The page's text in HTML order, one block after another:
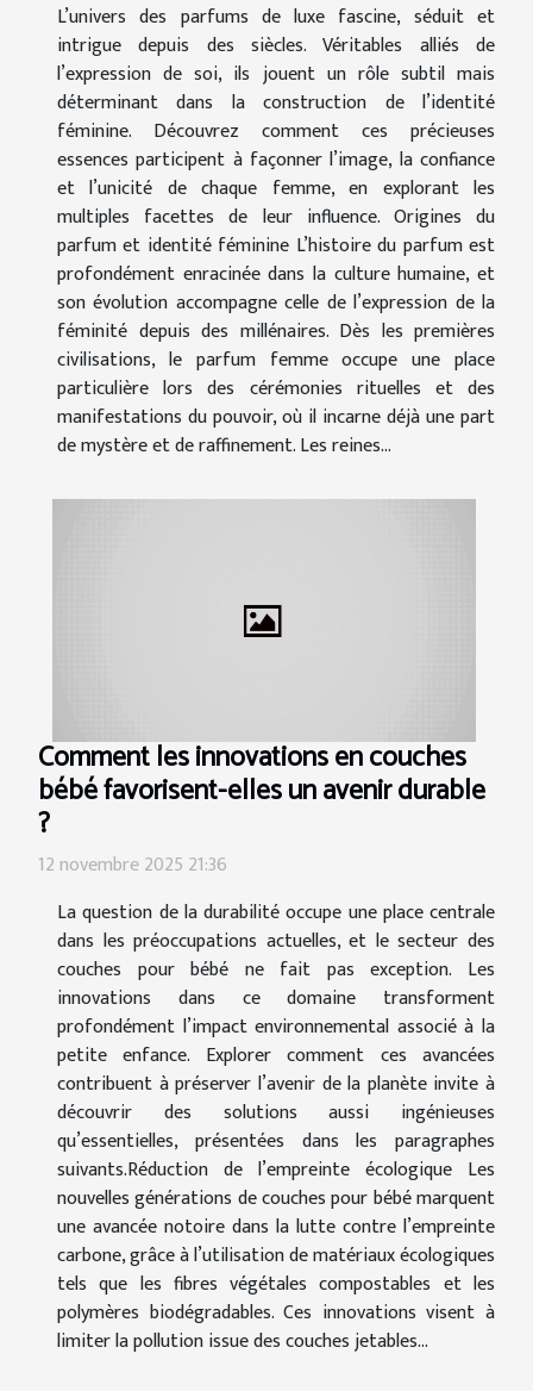
L’univers des parfums de luxe fascine, séduit et
intrigue depuis des siècles. Véritables alliés de
l’expression de soi, ils jouent un rôle subtil mais
déterminant dans la construction de l’identité
féminine. Découvrez comment ces précieuses
essences participent à façonner l’image, la confiance
et l’unicité de chaque femme, en explorant les
multiples facettes de leur influence. Origines du
parfum et identité féminine L’histoire du parfum est
profondément enracinée dans la culture humaine, et
son évolution accompagne celle de l’expression de la
féminité depuis des millénaires. Dès les premières
civilisations, le parfum femme occupe une place
particulière lors des cérémonies rituelles et des
manifestations du pouvoir, où il incarne déjà une part
de mystère et de raffinement. Les reines...
Comment les innovations en couches
bébé favorisent-elles un avenir durable
?
12 novembre 2025 21:36
La question de la durabilité occupe une place centrale
dans les préoccupations actuelles, et le secteur des
couches pour bébé ne fait pas exception. Les
innovations dans ce domaine transforment
profondément l’impact environnemental associé à la
petite enfance. Explorer comment ces avancées
contribuent à préserver l’avenir de la planète invite à
découvrir des solutions aussi ingénieuses
qu’essentielles, présentées dans les paragraphes
suivants.Réduction de l’empreinte écologique Les
nouvelles générations de couches pour bébé marquent
une avancée notoire dans la lutte contre l’empreinte
carbone, grâce à l’utilisation de matériaux écologiques
tels que les fibres végétales compostables et les
polymères biodégradables. Ces innovations visent à
limiter la pollution issue des couches jetables...